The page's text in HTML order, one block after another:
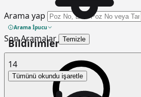
Arama yap
Arama İpucu
Son Aramalar Temizle
Bildirimler
14
Tümünü okundu işaretle